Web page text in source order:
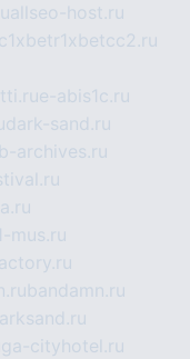
allseo-host.ru
e-abis1c.ru
dark-sand.ru
archives.ru
mus.ru
bandamn.ru
cityhotel.ru